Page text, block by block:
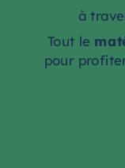
à
Tout le
pour